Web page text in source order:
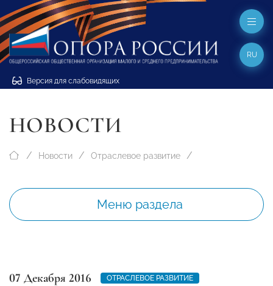
Версия для слабовидящих
RU
НОВОСТИ
Новости Отраслевое развитие
Меню раздела
07 Декабря 2016
ОТРАСЛЕВОЕ РАЗВИТИЕ